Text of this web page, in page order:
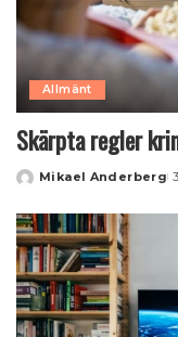
Allmänt
Skärpta regler
Posted
Mikael Anderberg